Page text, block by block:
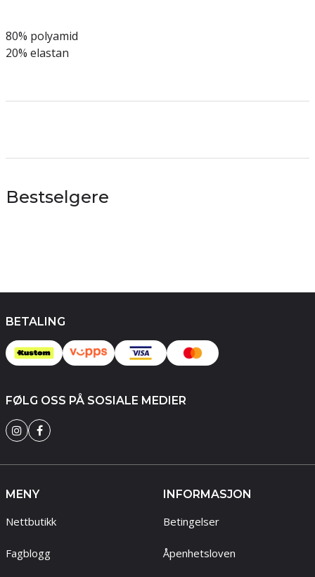
80% polyamid
20% elastan
Bestselgere
BETALING
FØLG OSS PÅ SOSIALE MEDIER
MENY
Nettbutikk
Fagblogg
INFORMASJON
Betingelser
Åpenhetsloven